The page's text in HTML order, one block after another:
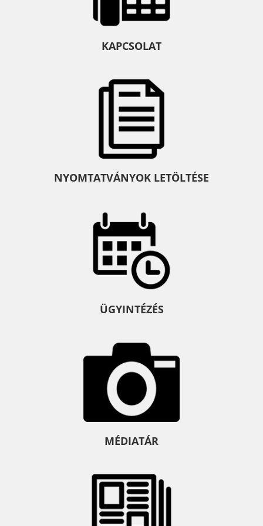
KAPCSOLAT
NYOMTATVÁNYOK LETÖLTÉSE
ÜGYINTÉZÉS
MÉDIATÁR